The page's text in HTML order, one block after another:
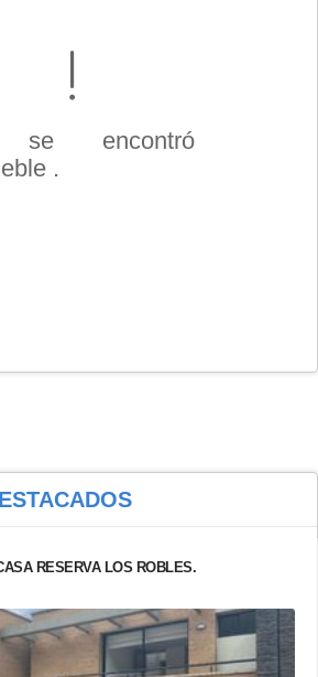
se encontró
.
RESERVA LOS ROBLES.